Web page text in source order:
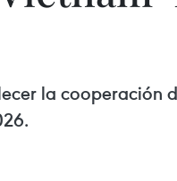
la cooperación